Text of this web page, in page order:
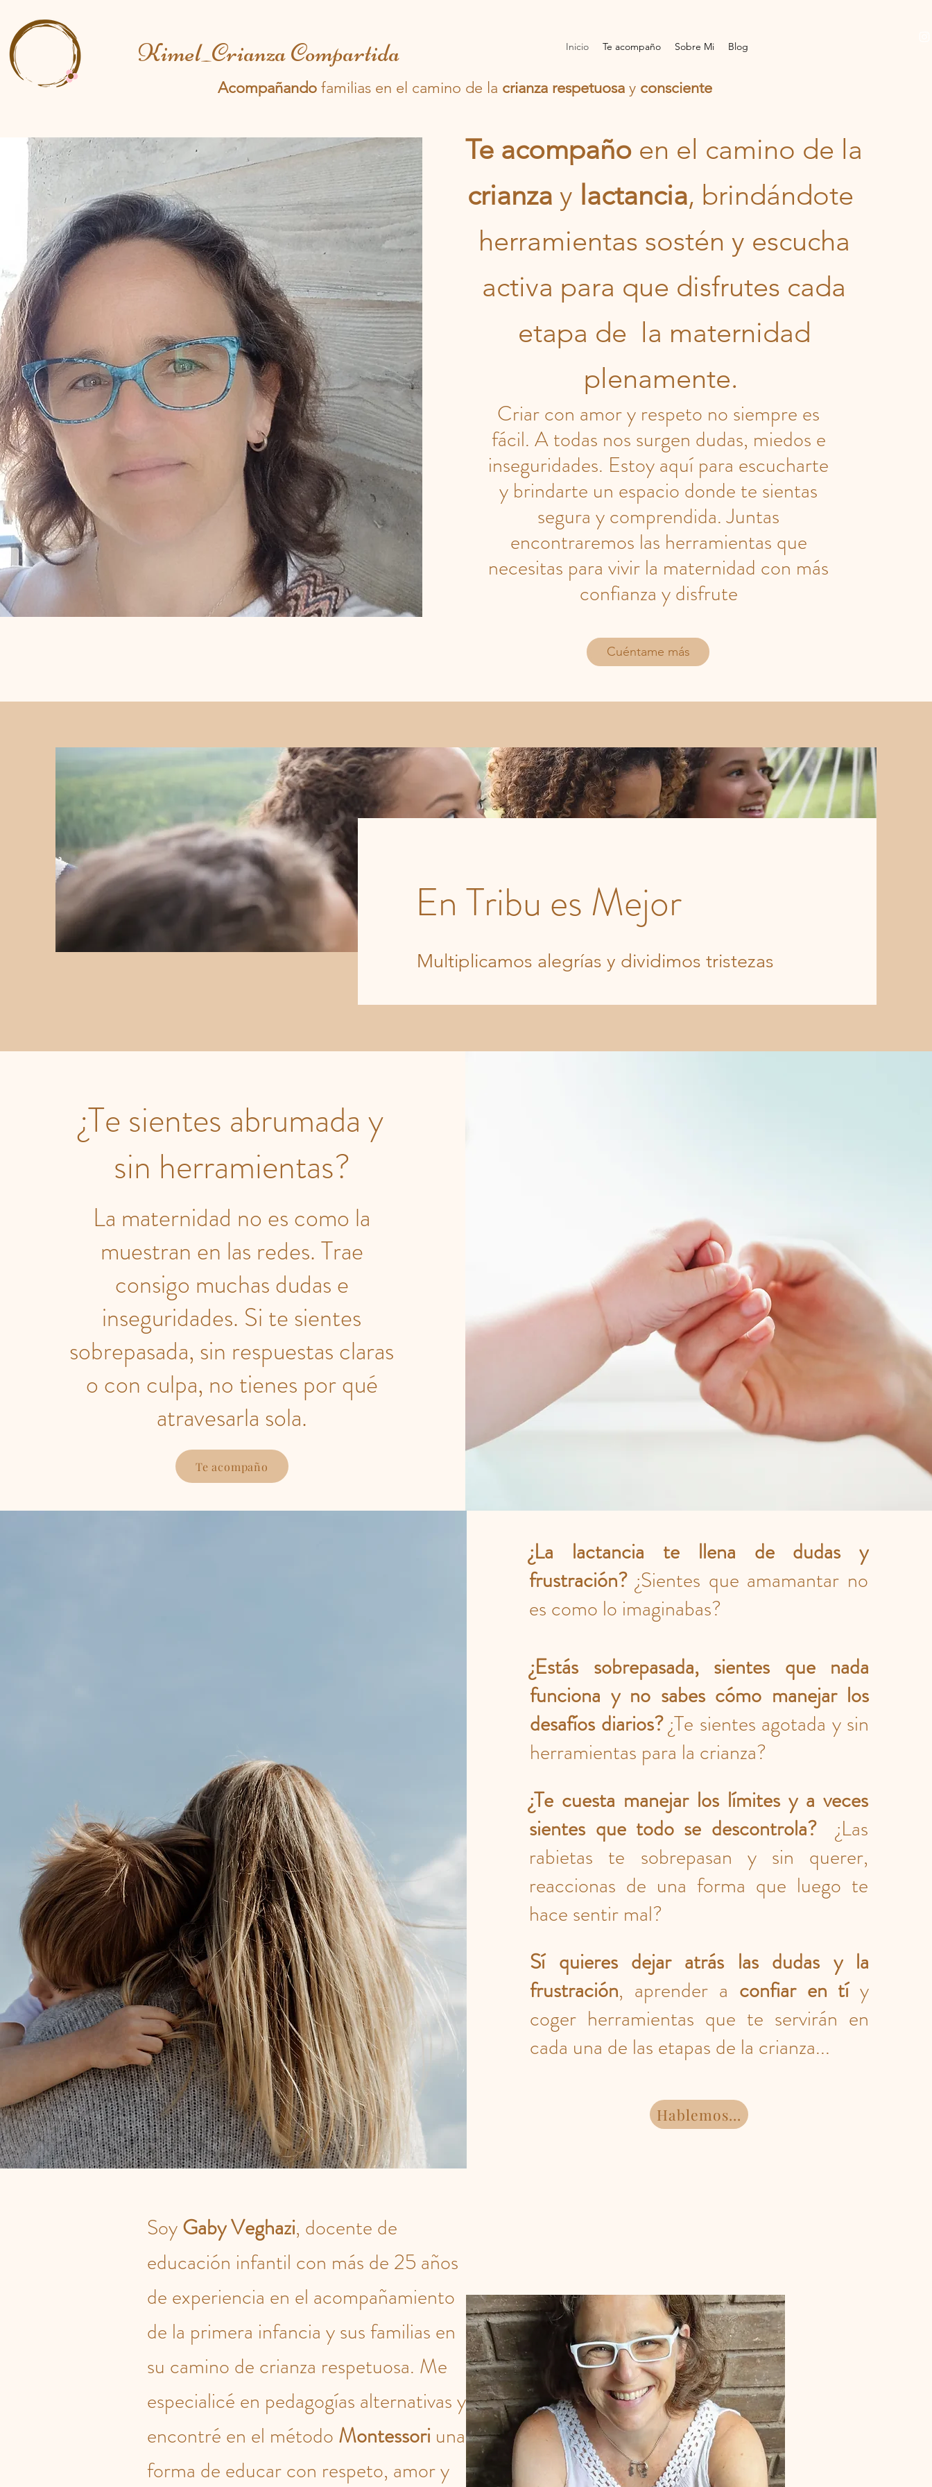
Inicio Te acompaño Sobre Mi Blog
Kimel_Crianza Compartida
Acompañando familias en el camino de la crianza respetuosa y consciente
Te acompaño en el camino de la
crianza y lactancia, brindándote
herramientas sostén y escucha
activa para que disfrutes cada
etapa de la maternidad
plenamente.
Criar con amor y respeto no siempre es
fácil. A todas nos surgen dudas, miedos e
inseguridades. Estoy aquí para escucharte
y brindarte un espacio donde te sientas
segura y comprendida. Juntas
encontraremos las herramientas que
necesitas para vivir la maternidad con más
confianza y disfrute
Cuéntame más
En Tribu es Mejor
Multiplicamos alegrías y dividimos tristezas
¿Te sientes abrumada y
sin herramientas?
La maternidad no es como la
muestran en las redes. Trae
consigo muchas dudas e
inseguridades. Si te sientes
sobrepasada, sin respuestas claras
o con culpa, no tienes por qué
atravesarla sola.
Te acompaño
¿La lactancia te llena de dudas y
frustración? ¿Sientes que amamantar no
es como lo imaginabas?
¿Estás sobrepasada, sientes que nada
funciona y no sabes cómo manejar los
desafíos diarios? ¿Te sientes agotada y sin
herramientas para la crianza?
¿Te cuesta manejar los límites y a veces
sientes que todo se descontrola?¿Las
rabietas te sobrepasan y sin querer,
reaccionas de una forma que luego te
hace sentir mal?
Sí quieres dejar atrás las dudas y la
frustración, aprender a confiar en tíy
coger herramientas que te servirán en
cada una de las etapas de la crianza...
Hablemos...
SoyGaby Veghazi, docente de
educación infantil con más de 25 años
de experiencia en el acompañamiento
de la primera infancia y sus familias en
su camino de crianza respetuosa. Me
especialicé en pedagogías alternativas y
encontré en el método Montessori una
forma de educar con respeto, amor y